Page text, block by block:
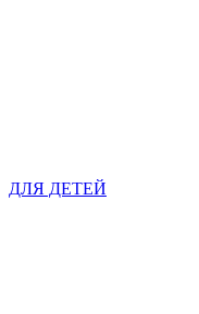
ДЛЯ ДЕТЕЙ